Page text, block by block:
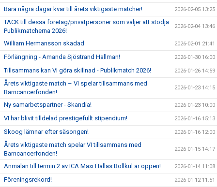
Bara några dagar kvar till årets viktigaste matcher! 2026-02-05 13:25
TACK till dessa företag/privatpersoner som väljer att stödja
Publikmatcherna 2026!
2026-02-04 13:46
William Hermansson skadad 2026-02-01 21:41
Förlängning - Amanda Sjöstrand Hallman! 2026-01-30 16:00
Tillsammans kan VI göra skillnad - Publikmatch 2026! 2026-01-26 14:59
Årets viktigaste match – VI spelar tillsammans med
Barncancerfonden!
2026-01-23 14:15
Ny samarbetspartner - Skandia! 2026-01-23 10:00
VI har blivit tilldelad prestigefullt stipendium! 2026-01-16 15:13
Skoog lämnar efter säsongen! 2026-01-16 12:00
Årets viktigaste match spelar VI tillsammans med
Barncancerfonden!
2026-01-15 14:17
Anmälan till termin 2 av ICA Maxi Hällas Bollkul är öppen! 2026-01-14 11:08
Föreningsrekord! 2026-01-12 11:51